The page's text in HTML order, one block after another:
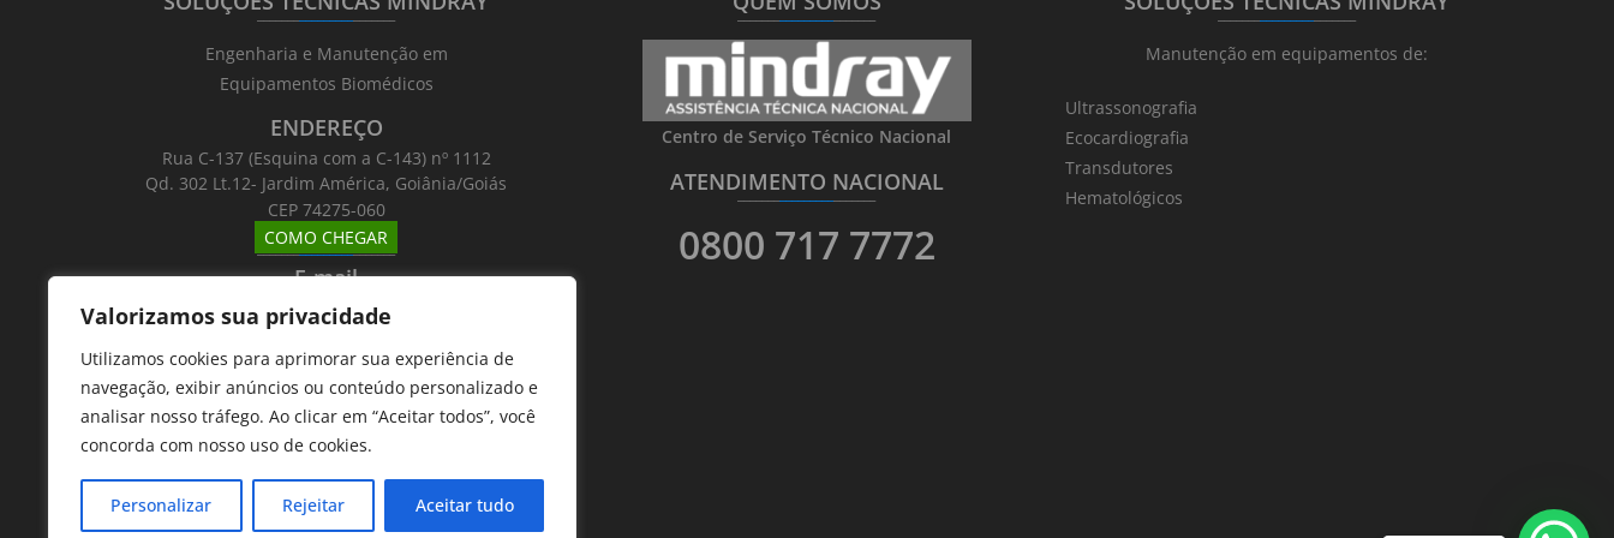
Valorizamos sua privacidade
Utilizamos cookies para aprimorar sua experiência de
navegação, exibir anúncios ou conteúdo personalizado e
analisar nosso tráfego. Ao clicar em “Aceitar todos”, você
concorda com nosso uso de cookies.
Personalizar Rejeitar Aceitar tudo
_______________________
Engenharia e Manutenção em
Equipamentos Biomédicos
ENDEREÇO
Rua C-137 (Esquina com a C-143) nº 1112
Qd. 302 Lt.12- Jardim América, Goiânia/Goiás
CEP 74275-060
COMO CHEGAR
_______________________
E-mail
Email: atntecnologiabrasil@gmail.com
Telefones
_______ ________________
62 9 8610 7777
11 9 7533 5757
_______________________
Centro de Serviço Técnico Nacional
ATENDIMENTO NACIONAL
_______________________
0800 717 7772
_______________________
Manutenção em equipamentos de:
Ultrassonografia
Ecocardiografia
Transdutores
Hematológicos